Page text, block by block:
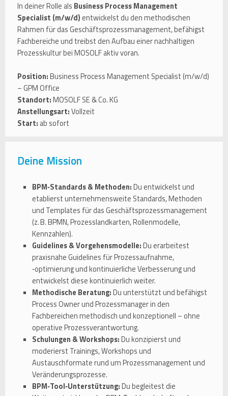
In deiner Rolle als Business Process Management
Specialist (m/w/d) entwickelst du den methodischen
Rahmen für das Geschäftsprozessmanagement, befähigst
Fachbereiche und treibst den Aufbau einer nachhaltigen
Prozesskultur bei MOSOLF aktiv voran.
Position:Business Process Management Specialist (m/w/d)
– GPM Office
Standort:MOSOLF SE & Co. KG
Anstellungsart:Vollzeit
Start: ab sofort
Deine Mission
BPM‑Standards & Methoden:Du entwickelst und
etablierst unternehmensweite Standards, Methoden
und Templates für das Geschäftsprozessmanagement
(z. B. BPMN, Prozesslandkarten, Rollenmodelle,
Kennzahlen).
Guidelines & Vorgehensmodelle:Du erarbeitest
praxisnahe Guidelines für Prozessaufnahme,
‑optimierung und kontinuierliche Verbesserung und
entwickelst diese kontinuierlich weiter.
Methodische Beratung:Du unterstützt und befähigst
Process Owner und Prozessmanager in den
Fachbereichen methodisch und konzeptionell – ohne
operative Prozessverantwortung.
Schulungen & Workshops:Du konzipierst und
moderierst Trainings, Workshops und
Austauschformate rund um Prozessmanagement und
Veränderungsprozesse.
BPM‑Tool‑Unterstützung:Du begleitest die